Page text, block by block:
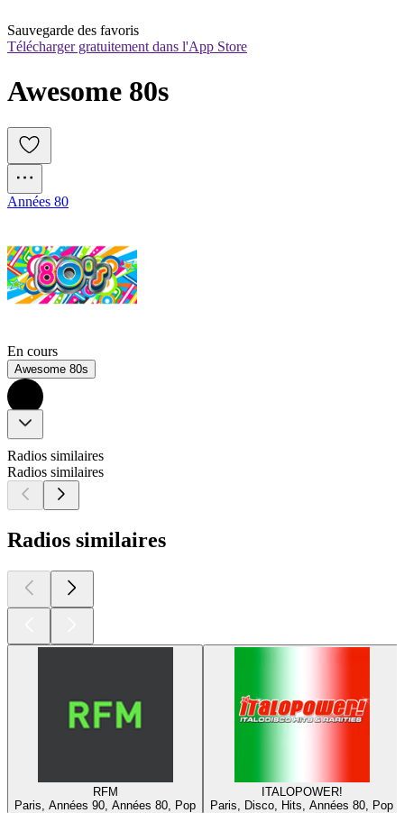
Sauvegarde des favoris
Télécharger gratuitement dans l'App Store
Awesome 80s
Années 80
En cours
Awesome 80s
Radios similaires
Radios similaires
Radios similaires
RFM
Paris, Années 90, Années 80, Pop
ITALOPOWER!
Paris, Disco, Hits, Années 80, Pop